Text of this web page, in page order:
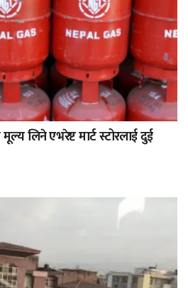
लिने एभरेष्ट मार्ट स्टोरलाई दुई